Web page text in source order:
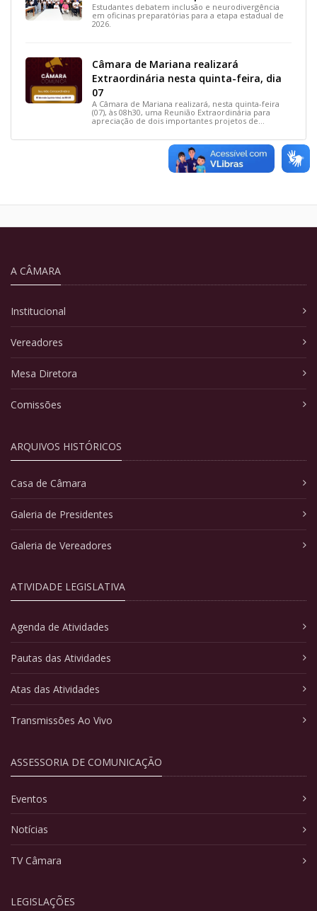
Estudantes debatem inclusão e neurodivergência
em oficinas preparatórias para a etapa estadual de
2026.
Câmara de Mariana realizará
Extraordinária nesta quinta-feira, dia
07
A Câmara de Mariana realizará, nesta quinta-feira
(07), às 08h30, uma Reunião Extraordinária para
apreciação de dois importantes projetos de
A CÂMARA
Institucional
Vereadores
Mesa Diretora
Comissões
ARQUIVOS HISTÓRICOS
Casa de Câmara
Galeria de Presidentes
Galeria de Vereadores
ATIVIDADE LEGISLATIVA
Agenda de Atividades
Pautas das Atividades
Atas das Atividades
Transmissões Ao Vivo
ASSESSORIA DE COMUNICAÇÃO
Eventos
Notícias
TV Câmara
LEGISLAÇÕES